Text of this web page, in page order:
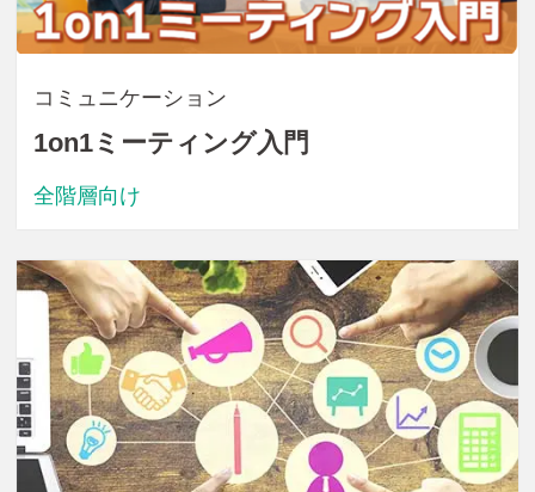
コミュニケーション
1on1ミーティング入門
全階層向け